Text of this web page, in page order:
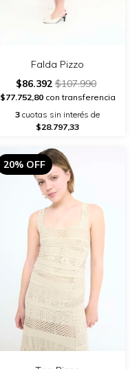
Falda Pizzo
$86.392$107.990
$77.752,80con transferencia
3 cuotas sin interés de
$28.797,33
20% OFF